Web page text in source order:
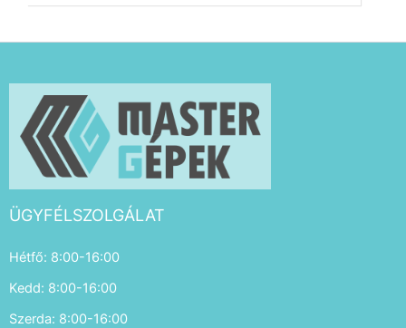
ÜGYFÉLSZOLGÁLAT
Hétfő: 8:00-16:00
Kedd: 8:00-16:00
Szerda: 8:00-16:00